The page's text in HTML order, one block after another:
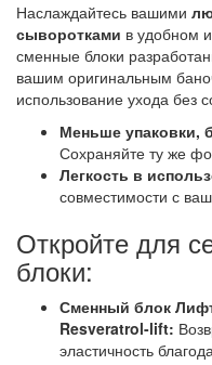
Наслаждайтесь вашими
сыворотками в удобном
сменные блоки
вашим оригинальным
использование ухода без
Меньше упаковки,
Сохраняйте ту же
Легкость в
совместимости с
Откройте для
блоки:
Сменный блок
Resveratrol-lift:
эластичность